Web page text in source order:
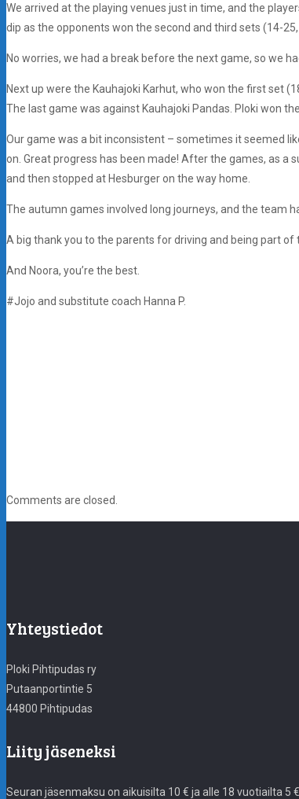
We arrived at the playing venues just in time, and the
dip as the opponents won the second and third sets (14-25,
No worries, we had a break before the next game, so we
Next up were the Kauhajoki Karhut, who won the first set
The last game was against Kauhajoki Pandas. Ploki won
Our game was a bit inconsistent – sometimes it seemed
on. Great progress has been made! After the games, as
and then stopped at Hesburger on the way home.
The autumn games involved long journeys, and the team
A big thank you to the parents for driving and being part
And Noora, you’re the best.
#Jojo and substitute coach Hanna P.
Comments are closed.
Yhteystiedot
Ploki Pihtipudas ry
Putaanportintie 5
44800 Pihtipudas
Liity jäseneksi
Seuran jäsenmaksu on aikuisilta 10 € ja alle 18 vuotiailta 5 €.